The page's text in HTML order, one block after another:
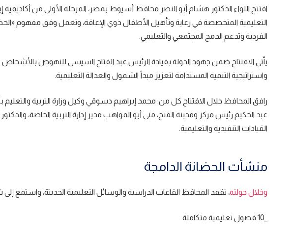
افتتح اللواء الدكتور هشام أبو النصر محافظ أسيوط بمصر، المرحلة الأولى من
التعليمية المتخصصة في رعاية وتأهيل الأطفال ذوي الإعاقة، وتعمل وفق مفهوم
الفردية وتدعم الدمج المجتمعي والتعليمي.
واستراتيجية التنمية المستدامة لتعزيز مبدأ الشمول والعدالة التعليمية.
رافق المحافظ خلال الافتتاح كل من: محمد إبراهيم دسوقي وكيل وزارة التربية
عبد الحكيم رئيس مركز ومدينة الفتح، منى أبو المواهب مدير إدارة التربية الخاصة،
القيادات التنفيذية والتعليمية.
منشأت الحضانة الدامجة
وخلال جولته، تفقد المحافظ القاعات الدراسية والوسائل التعليمية الحديثة، واستمع